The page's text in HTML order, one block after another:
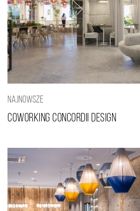
NAJNOWSZE
COWORKING CONCORDII DESIGN